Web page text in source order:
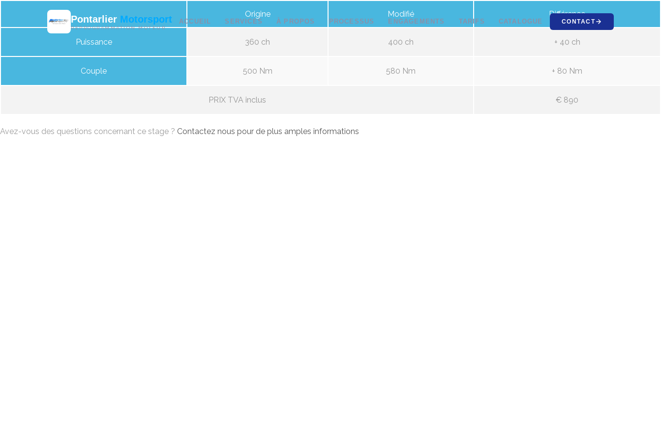
Pontarlier Motorsport
REPROGRAMMATION MOTEUR
ACCUEIL SERVICES À PROPOS PROCESSUS ENGAGEMENTS TARIFS CATALOGUE CONTACT
Origine Modifié Différence
Puissance 360 ch 400 ch + 40 ch
Couple 500 Nm 580 Nm + 80 Nm
PRIX TVA inclus € 890
Avez-vous des questions concernant ce stage ? Contactez nous pour de plus amples informations